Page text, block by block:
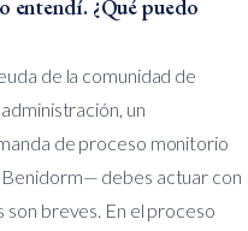
entendí. ¿Qué puedo
de la comunidad de
un
de proceso monitorio
debes actuar con
son breves. En el proceso